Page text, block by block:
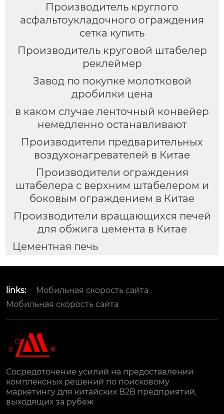
Производитель круглого
асфальтоукладочного ограждения
сетка купить
Производитель круговой штабелер
реклеймер
Завод по покупке молотковой
дробилки цена
в каком случае ленточный конвейер
немедленно останавливают
Производители предварительных
воздухонагревателей в Китае
Производители ограждения
штабелера с верхним штабелером и
боковым ограждением в Китае
Производители вращающихся печей
для обжига цемента в Китае
Цементная печь
links:
Мобильная скорость сайта
Мобильная скорость сайта
Сосредоточение усилий на предоставлении
комплексных решений по поисковому
маркетингу для китайских B2B предприятий,
выходящих за рубеж